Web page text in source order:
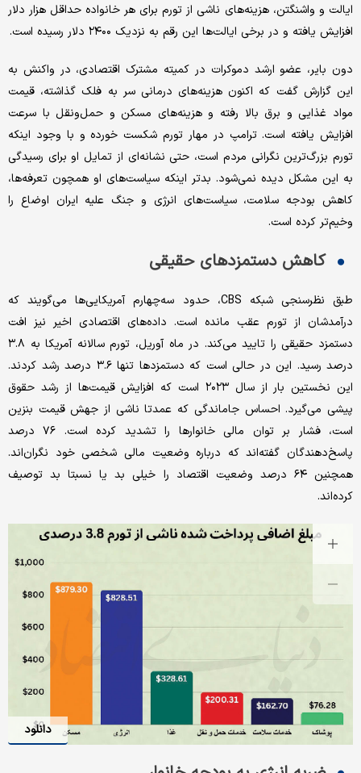
ایالت و واشنگتن، هزینه‌های ناشی از تورم برای هر خانواده حداقل هزار دلار
افزایش یافته و در برخی ایالت‌ها این رقم به نزدیک ۲۴۰۰ دلار رسیده است.
دون بایر، عضو ارشد دموکرات در کمیته مشترک اقتصادی، در واکنش به
این گزارش گفت که اکنون هزینه‌های درمانی سر به فلک گذاشته، قیمت
مواد غذایی و برق بالا رفته و هزینه‌های مسکن و حمل‌ونقل با سرعت
افزایش یافته است. ترامپ در مهار تورم شکست خورده و با وجود اینکه
تورم بزرگ‌ترین نگرانی مردم است، حتی نشانه‌ای از تمایل او برای رسیدگی
به این مشکل دیده نمی‌شود. بدتر اینکه سیاست‌های او همچون تعرفه‌ها،
کاهش بودجه سلامت، سیاست‌های انرژی و جنگ علیه ایران اوضاع را
وخیم‌تر کرده است.
کاهش دستمزدهای حقیقی
طبق نظرسنجی شبکه CBS، حدود سه‌چهارم آمریکایی‌ها می‌گویند که
درآمدشان از تورم عقب مانده است. داده‌های اقتصادی اخیر نیز افت
دستمزد حقیقی را تایید می‌کند. در ماه آوریل، تورم سالانه آمریکا به ۳.۸
درصد رسید. این در حالی است که دستمزدها تنها ۳.۶ درصد رشد کردند.
این نخستین بار از سال ۲۰۲۳ است که افزایش قیمت‌ها از رشد حقوق
پیشی می‌گیرد. احساس جاماندگی که عمدتا ناشی از جهش قیمت بنزین
است، فشار بر توان مالی خانوارها را تشدید کرده است. ۷۶ درصد
پاسخ‌دهندگان گفته‌اند که درباره وضعیت مالی شخصی خود نگران‌اند.
همچنین ۶۴ درصد وضعیت اقتصاد را خیلی بد یا نسبتا بد توصیف
کرده‌اند.
دانلود